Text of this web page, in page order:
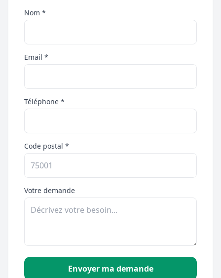
Nom *
Email *
Téléphone *
Code postal *
Votre demande
Envoyer ma demande